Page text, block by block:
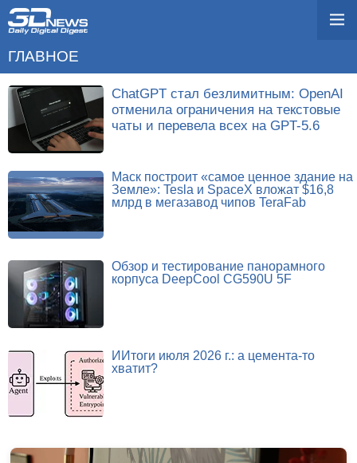
ГЛАВНОЕ
ChatGPT стал безлимитным: OpenAI
отменила ограничения на текстовые
чаты и перевела всех на GPT-5.6
Маск построит «самое ценное здание на
Земле»: Tesla и SpaceX вложат $16,8
млрд в мегазавод чипов TeraFab
Обзор и тестирование панорамного
корпуса DeepCool CG590U 5F
ИИтоги июля 2026 г.: а цемента-то
хватит?